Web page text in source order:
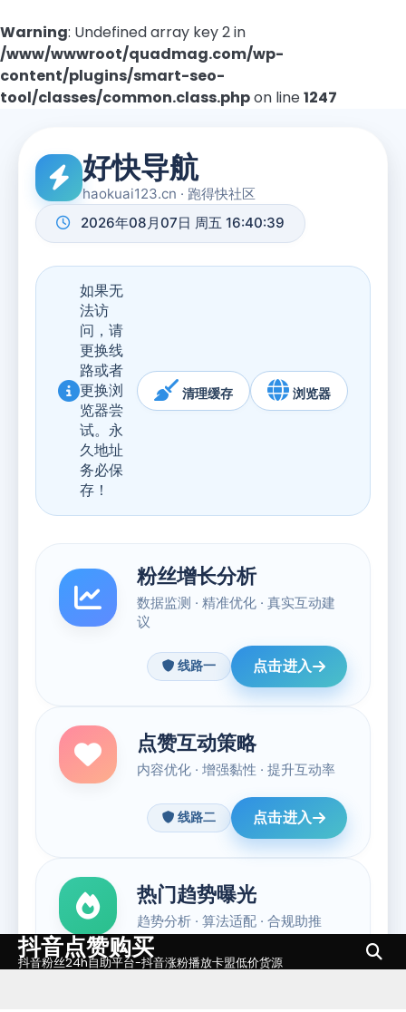
Warning: Undefined array key 2 in
/www/wwwroot/quadmag.com/wp-
content/plugins/smart-seo-
tool/classes/common.class.phpon line1247
Skip
to
抖音点赞购买
抖音粉丝24h自助平台-抖音涨粉播放卡盟低价货源